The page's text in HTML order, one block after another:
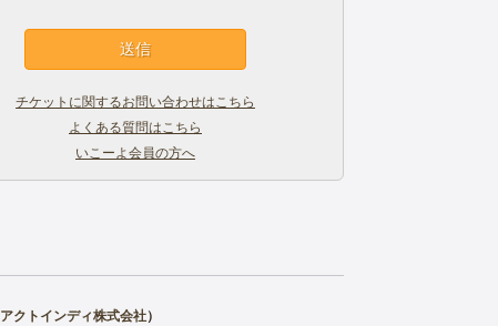
チケットに関するお問い合わせはこちら
よくある質問はこちら
いこーよ会員の方へ
アクトインディ株式会社）